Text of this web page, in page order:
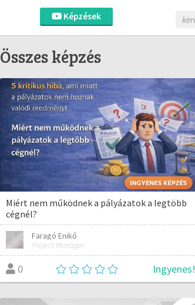
Képzések
Összes képzés
Miért nem működnek a pályázatok a legtöbb
cégnél?
Faragó Enikő
Project Manager
0 Ingyenes!